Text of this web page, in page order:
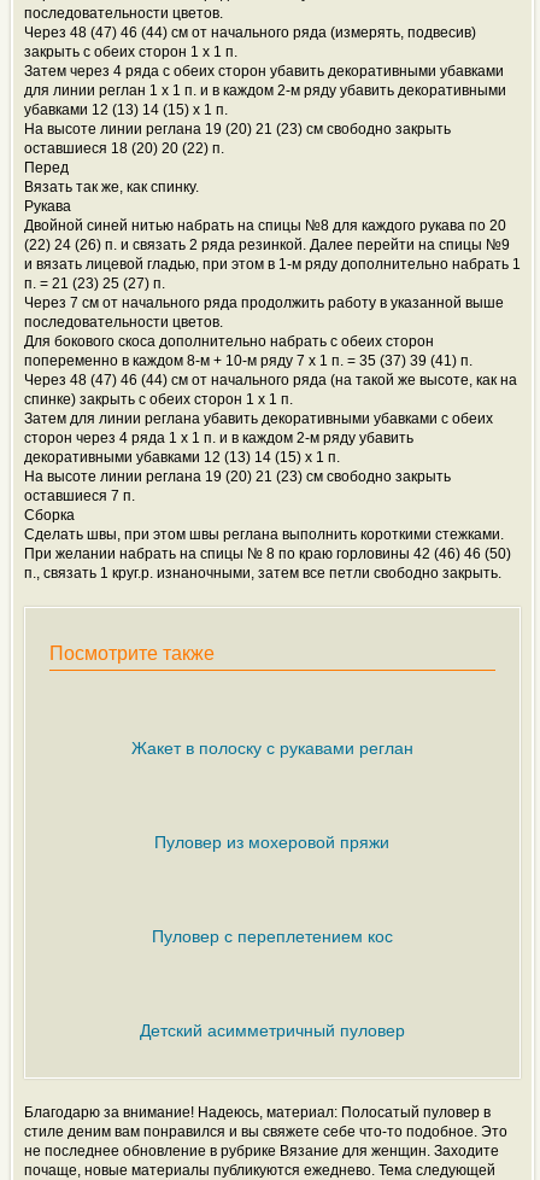
последовательности цветов.
Через 48 (47) 46 (44) см от начального ряда (измерять, подвесив)
закрыть с обеих сторон 1 х 1 п.
Затем через 4 ряда с обеих сторон убавить декоративными убавками
для линии реглан 1 х 1 п. и в каждом 2-м ряду убавить декоративными
убавками 12 (13) 14 (15) х 1 п.
На высоте линии реглана 19 (20) 21 (23) см свободно закрыть
оставшиеся 18 (20) 20 (22) п.
Перед
Вязать так же, как спинку.
Рукава
Двойной синей нитью набрать на спицы №8 для каждого рукава по 20
(22) 24 (26) п. и связать 2 ряда резинкой. Далее перейти на спицы №9
и вязать лицевой гладью, при этом в 1-м ряду дополнительно набрать 1
п. = 21 (23) 25 (27) п.
Через 7 см от начального ряда продолжить работу в указанной выше
последовательности цветов.
Для бокового скоса дополнительно набрать с обеих сторон
попеременно в каждом 8-м + 10-м ряду 7 х 1 п. = 35 (37) 39 (41) п.
Через 48 (47) 46 (44) см от начального ряда (на такой же высоте, как на
спинке) закрыть с обеих сторон 1 х 1 п.
Затем для линии реглана убавить декоративными убавками с обеих
сторон через 4 ряда 1 х 1 п. и в каждом 2-м ряду убавить
декоративными убавками 12 (13) 14 (15) х 1 п.
На высоте линии реглана 19 (20) 21 (23) см свободно закрыть
оставшиеся 7 п.
Сборка
Сделать швы, при этом швы реглана выполнить короткими стежками.
При желании набрать на спицы № 8 по краю горловины 42 (46) 46 (50)
п., связать 1 круг.р. изнаночными, затем все петли свободно закрыть.
Посмотрите также
Жакет в полоску с рукавами реглан
Пуловер из мохеровой пряжи
Пуловер с переплетением кос
Детский асимметричный пуловер
Благодарю за внимание! Надеюсь, материал: Полосатый пуловер в
стиле деним вам понравился и вы свяжете себе что-то подобное. Это
не последнее обновление в рубрике Вязание для женщин. Заходите
почаще, новые материалы публикуются ежеднево. Тема следующей